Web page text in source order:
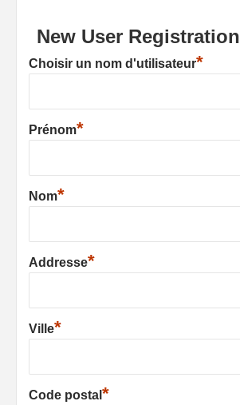
New User Registration
Choisir un nom d'utilisateur*
Prénom*
Nom*
Addresse*
Ville*
Code postal *